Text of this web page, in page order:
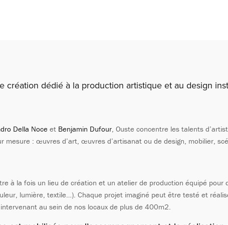
création dédié à la production artistique et au design
Della Noce et Benjamin Dufour, Ouste concentre les talents
mesure : œuvres d’art, œuvres d’artisanat ou de design, mobilier,
à la fois un lieu de création et un atelier de production équipé
lumière, textile…). Chaque projet imaginé peut être testé et
au sein de nos locaux de plus de 400m2.